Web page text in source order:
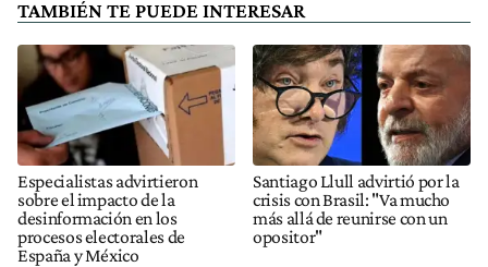
TAMBIÉN TE PUEDE INTERESAR
Especialistas advirtieron
sobre el impacto de la
desinformación en los
procesos electorales de
España y México
Santiago Llull advirtió por la
crisis con Brasil: "Va mucho
más allá de reunirse con un
opositor"